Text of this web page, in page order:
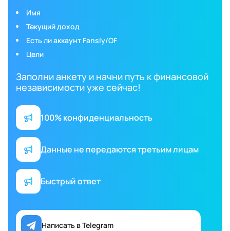
Имя
Текущий доход
Есть ли аккаунт Fansly/OF
Цели
Заполни анкету и начни путь к финансовой
независимости уже сейчас!
100% конфиденциальность
Данные не передаются третьим лицам
Быстрый ответ
Написать в Telegram